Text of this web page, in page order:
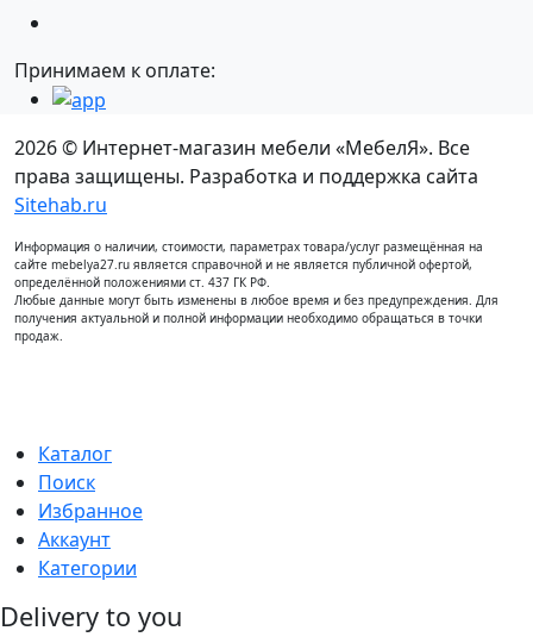
Принимаем к оплате:
2026 © Интернет-магазин мебели «МебелЯ». Все
права защищены. Разработка и поддержка сайта
Sitehab.ru
Информация о наличии, стоимости, параметрах товара/услуг размещённая на
сайте mebelya27.ru является справочной и не является публичной офертой,
определённой положениями ст. 437 ГК РФ.
Любые данные могут быть изменены в любое время и без предупреждения. Для
получения актуальной и полной информации необходимо обращаться в точки
продаж.
Каталог
Поиск
Избранное
Аккаунт
Категории
Delivery to you